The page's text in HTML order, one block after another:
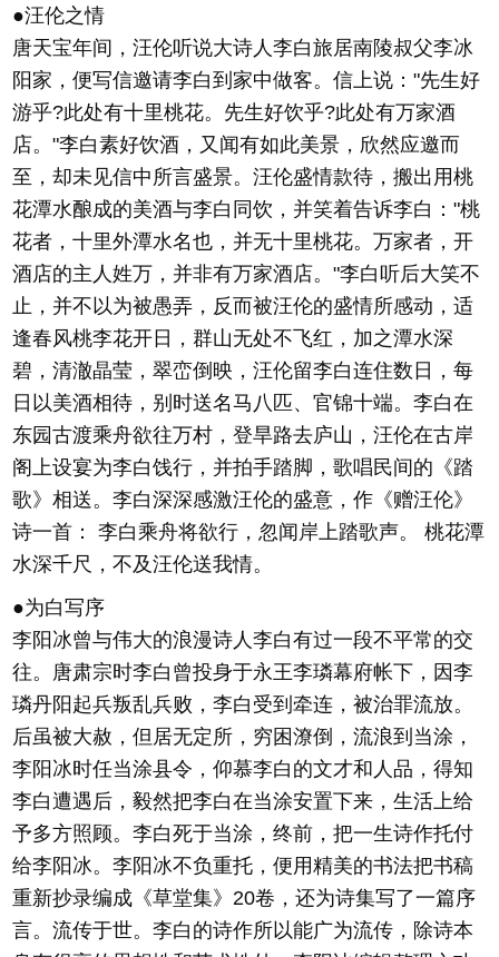
●汪伦之情
唐天宝年间，汪伦听说大诗人李白旅居南陵叔父李冰
阳家，便写信邀请李白到家中做客。信上说："先生好
游乎?此处有十里桃花。先生好饮乎?此处有万家酒
店。"李白素好饮酒，又闻有如此美景，欣然应邀而
至，却未见信中所言盛景。汪伦盛情款待，搬出用桃
花潭水酿成的美酒与李白同饮，并笑着告诉李白："桃
花者，十里外潭水名也，并无十里桃花。万家者，开
酒店的主人姓万，并非有万家酒店。"李白听后大笑不
止，并不以为被愚弄，反而被汪伦的盛情所感动，适
逢春风桃李花开日，群山无处不飞红，加之潭水深
碧，清澈晶莹，翠峦倒映，汪伦留李白连住数日，每
日以美酒相待，别时送名马八匹、官锦十端。李白在
东园古渡乘舟欲往万村，登旱路去庐山，汪伦在古岸
阁上设宴为李白饯行，并拍手踏脚，歌唱民间的《踏
歌》相送。李白深深感激汪伦的盛意，作《赠汪伦》
诗一首： 李白乘舟将欲行，忽闻岸上踏歌声。 桃花潭
水深千尺，不及汪伦送我情。
●为白写序
李阳冰曾与伟大的浪漫诗人李白有过一段不平常的交
往。唐肃宗时李白曾投身于永王李璘幕府帐下，因李
璘丹阳起兵叛乱兵败，李白受到牵连，被治罪流放。
后虽被大赦，但居无定所，穷困潦倒，流浪到当涂，
李阳冰时任当涂县令，仰慕李白的文才和人品，得知
李白遭遇后，毅然把李白在当涂安置下来，生活上给
予多方照顾。李白死于当涂，终前，把一生诗作托付
给李阳冰。李阳冰不负重托，便用精美的书法把书稿
重新抄录编成《草堂集》20卷，还为诗集写了一篇序
言。流传于世。李白的诗作所以能广为流传，除诗本